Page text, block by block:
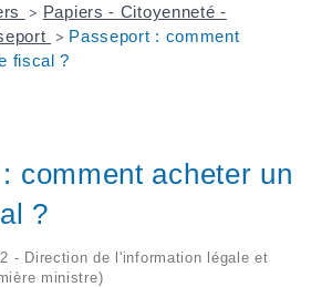
> Papiers - Citoyenneté -
> Passeport : comment
fiscal ?
comment acheter un
?
- Direction de l'information légale et
ministre)